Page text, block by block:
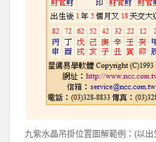
九紫水晶吊掛位置圖解範例：(以